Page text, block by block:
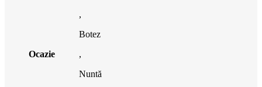
Ocazie
,
Botez
,
Nuntă